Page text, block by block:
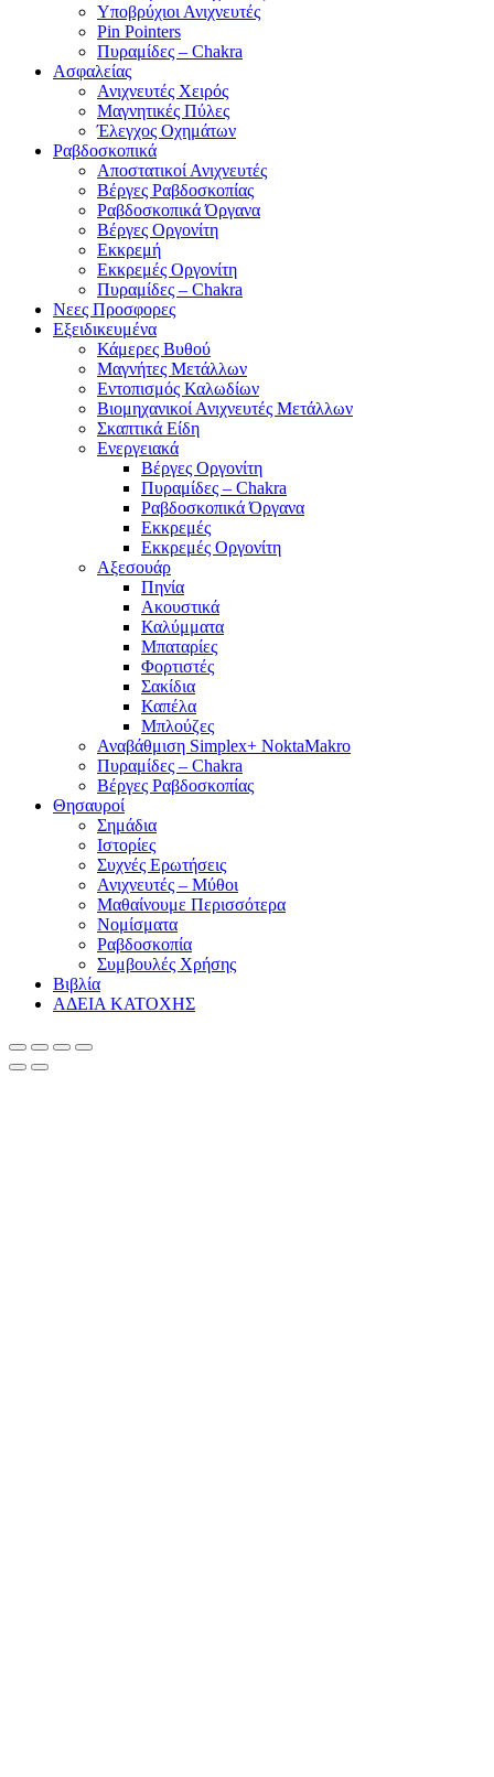
Υποβρύχιοι Ανιχνευτές
Pin Pointers
Πυραμίδες – Chakra
Ασφαλείας
Ανιχνευτές Χειρός
Μαγνητικές Πύλες
Έλεγχος Οχημάτων
Ραβδοσκοπικά
Αποστατικοί Ανιχνευτές
Βέργες Ραβδοσκοπίας
Ραβδοσκοπικά Όργανα
Βέργες Οργονίτη
Εκκρεμή
Εκκρεμές Οργονίτη
Πυραμίδες – Chakra
Νεες Προσφορες
Εξειδικευμένα
Κάμερες Βυθού
Μαγνήτες Μετάλλων
Εντοπισμός Καλωδίων
Βιομηχανικοί Ανιχνευτές Μετάλλων
Σκαπτικά Είδη
Ενεργειακά
Βέργες Οργονίτη
Πυραμίδες – Chakra
Ραβδοσκοπικά Όργανα
Εκκρεμές
Εκκρεμές Οργονίτη
Αξεσουάρ
Πηνία
Ακουστικά
Καλύμματα
Μπαταρίες
Φορτιστές
Σακίδια
Καπέλα
Μπλούζες
Αναβάθμιση Simplex+ NoktaMakro
Πυραμίδες – Chakra
Βέργες Ραβδοσκοπίας
Θησαυροί
Σημάδια
Ιστορίες
Συχνές Ερωτήσεις
Ανιχνευτές – Μύθοι
Μαθαίνουμε Περισσότερα
Νομίσματα
Ραβδοσκοπία
Συμβουλές Χρήσης
Βιβλία
ΑΔΕΙΑ ΚΑΤΟΧΗΣ